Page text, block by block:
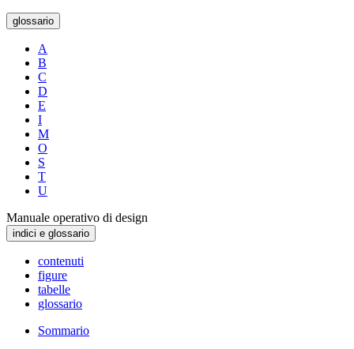
glossario
A
B
C
D
E
I
M
O
S
T
U
Manuale operativo di design
indici e glossario
contenuti
figure
tabelle
glossario
Sommario